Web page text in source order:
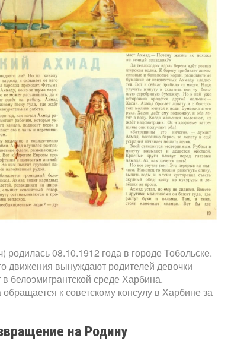
08.10.1912 года в городе Тобольске.
движения вынуждают родителей девочки
белоэмигрантской среде Харбина.
к советскому консулу в Харбине за
на Родину